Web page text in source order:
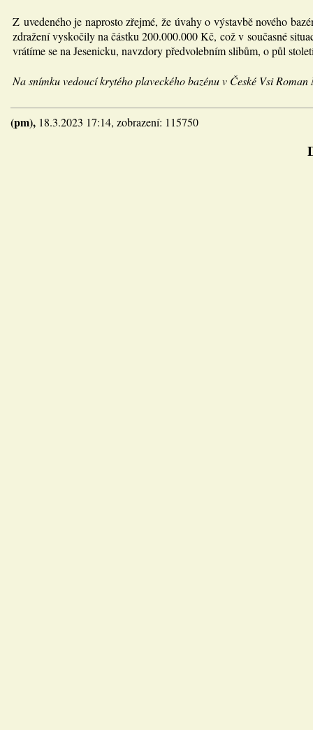
Z uvedeného je naprosto zřejmé, že úvahy o výstavbě nového
zdražení vyskočily na částku 200.000.000 Kč, což v současné
vrátíme se na Jesenicku, navzdory předvolebním slibům, o půl
Na snímku vedoucí krytého plaveckého bazénu v České Vsi
(pm), 18.3.2023 17:14, zobrazení: 115750